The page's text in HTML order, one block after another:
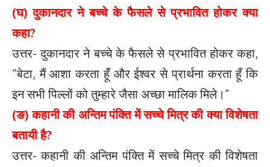
(घ) दुकानदार ने बच्चे के फैसले से प्रभावित होकर क्या
कहा?
उत्तर- दुकानदार ने बच्चे के फैसले से प्रभावित होकर कहा,
“बेटा, मैं आशा करता हूँ और ईश्वर से प्रार्थना करता हूँ कि
इन सभी पिल्लों को तुम्हारे जैसा अच्छा मालिक मिले।”
(ङ) कहानी की अन्तिम पंक्ति में सच्चे मित्र की क्या विशेषता
बतायी है?
उत्तर- कहानी की अन्तिम पंक्ति में सच्चे मित्र की विशेषता